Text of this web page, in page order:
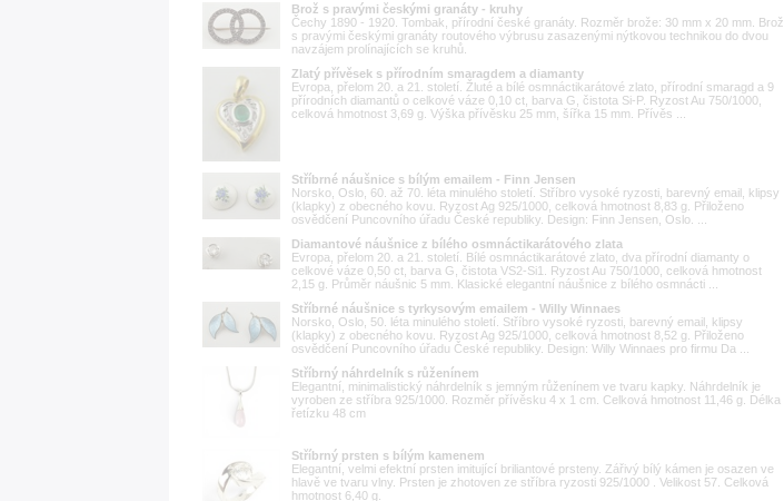
Brož s pravými českými granáty - kruhy
Čechy 1890 - 1920. Tombak, přírodní české granáty. Rozměr brože: 30 mm x 20 mm. Brož
s pravými českými granáty routového výbrusu zasazenými nýtkovou technikou do dvou
navzájem prolínajících se kruhů.
Zlatý přívěsek s přírodním smaragdem a diamanty
Evropa, přelom 20. a 21. století. Žluté a bílé osmnáctikarátové zlato, přírodní smaragd a 9
přírodních diamantů o celkové váze 0,10 ct, barva G, čistota Si-P. Ryzost Au 750/1000,
celková hmotnost 3,69 g. Výška přívěsku 25 mm, šířka 15 mm. Přívěs ...
Stříbrné náušnice s bílým emailem - Finn Jensen
Norsko, Oslo, 60. až 70. léta minulého století. Stříbro vysoké ryzosti, barevný email, klipsy
(klapky) z obecného kovu. Ryzost Ag 925/1000, celková hmotnost 8,83 g. Přiloženo
osvědčení Puncovního úřadu České republiky. Design: Finn Jensen, Oslo. ...
Diamantové náušnice z bílého osmnáctikarátového zlata
Evropa, přelom 20. a 21. století. Bílé osmnáctikarátové zlato, dva přírodní diamanty o
celkové váze 0,50 ct, barva G, čistota VS2-Si1. Ryzost Au 750/1000, celková hmotnost
2,15 g. Průměr náušnic 5 mm. Klasické elegantní náušnice z bílého osmnácti ...
Stříbrné náušnice s tyrkysovým emailem - Willy Winnaes
Norsko, Oslo, 50. léta minulého století. Stříbro vysoké ryzosti, barevný email, klipsy
(klapky) z obecného kovu. Ryzost Ag 925/1000, celková hmotnost 8,52 g. Přiloženo
osvědčení Puncovního úřadu České republiky. Design: Willy Winnaes pro firmu Da ...
Stříbrný náhrdelník s růženínem
Elegantní, minimalistický náhrdelník s jemným růženínem ve tvaru kapky. Náhrdelník je
vyroben ze stříbra 925/1000. Rozměr přívěsku 4 x 1 cm. Celková hmotnost 11,46 g. Délka
řetízku 48 cm
Stříbrný prsten s bílým kamenem
Elegantní, velmi efektní prsten imitující briliantové prsteny. Zářivý bílý kámen je osazen ve
hlavě ve tvaru vlny. Prsten je zhotoven ze stříbra ryzosti 925/1000 . Velikost 57. Celková
hmotnost 6,40 g.